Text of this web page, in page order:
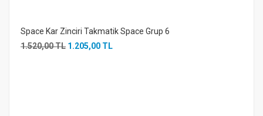
Space Kar Zinciri Takmatik Space Grup 6
1.520,00 TL 1.205,00 TL